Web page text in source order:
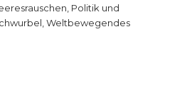
Politik und
,Weltbewegendes